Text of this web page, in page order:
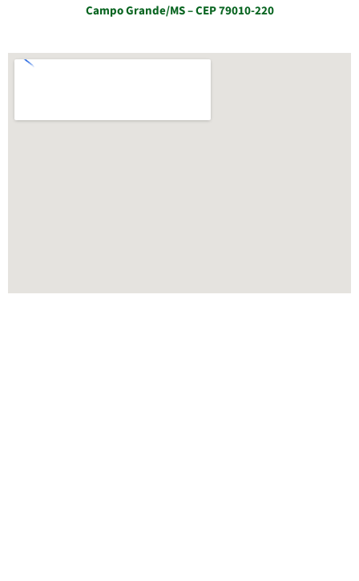
Campo Grande/MS – CEP 79010-220